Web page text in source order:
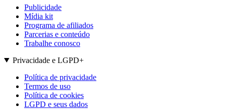
Publicidade
Mídia kit
Programa de afiliados
Parcerias e conteúdo
Trabalhe conosco
Privacidade e LGPD+
Política de privacidade
Termos de uso
Política de cookies
LGPD e seus dados